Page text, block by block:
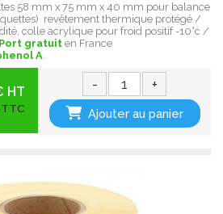
58 mm x 75 mm x 40 mm pour balance
revêtement thermique protégé /
colle acrylique pour froid positif -10°c /
Port gratuit en France
A.
HT - +
Ajouter au panier